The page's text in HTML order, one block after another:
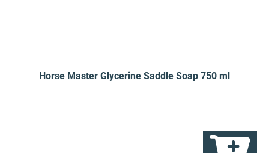
Horse Master Glycerine Saddle Soap 750 ml